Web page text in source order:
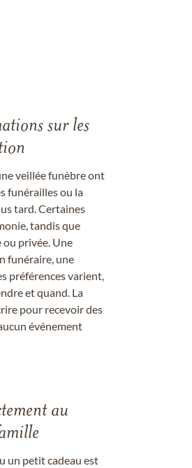
sur les
veillée funèbre ont
funérailles ou la
tard. Certaines
tandis que
privée. Une
funéraire, une
préférences varient,
et quand. La
pour recevoir des
événement
au
un petit cadeau est